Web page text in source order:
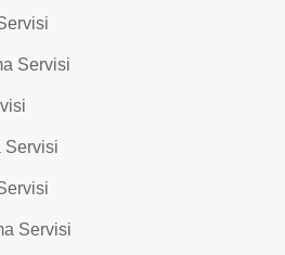
Servisi
Servisi
Servisi